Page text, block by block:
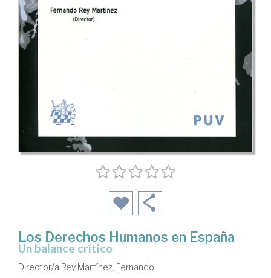
Los Derechos Humanos en España
un balance crítico
Director/a Rey Martínez, Fernando